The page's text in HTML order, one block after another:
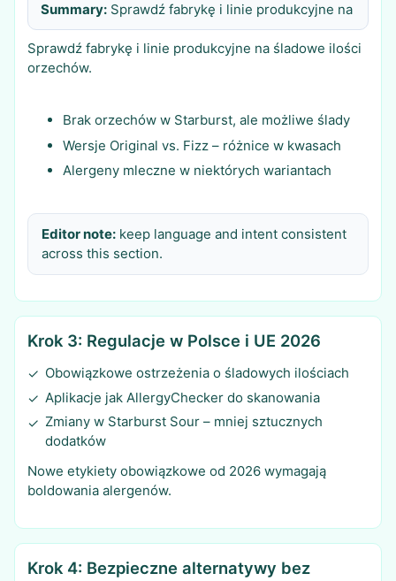
Summary:Sprawdź fabrykę i linie produkcyjne na
Sprawdź fabrykę i linie produkcyjne na śladowe ilości
orzechów.
Brak orzechów w Starburst, ale możliwe ślady
Wersje Original vs. Fizz – różnice w kwasach
Alergeny mleczne w niektórych wariantach
Editor note:keep language and intent consistent
across this section.
Krok 3: Regulacje w Polsce i UE 2026
✓ Obowiązkowe ostrzeżenia o śladowych ilościach
✓ Aplikacje jak AllergyChecker do skanowania
✓ Zmiany w Starburst Sour – mniej sztucznych
dodatków
Nowe etykiety obowiązkowe od 2026 wymagają
boldowania alergenów.
Krok 4: Bezpieczne alternatywy bez